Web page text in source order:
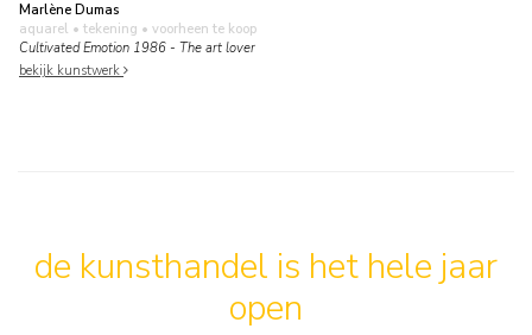
Marlène Dumas
aquarel • tekening • voorheen te koop
Cultivated Emotion 1986 - The art lover
bekijk kunstwerk
de kunsthandel is het hele jaar
open